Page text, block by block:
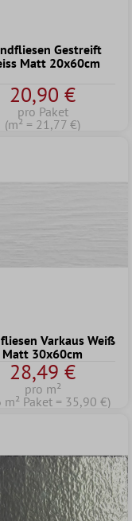
Gestreift
Matt 20x60cm
20,90 €
pro Paket
(m² = 21,77 €)
Varkaus Weiß
Matt 30x60cm
28,49 €
pro m²
m² Paket = 35,90 €)